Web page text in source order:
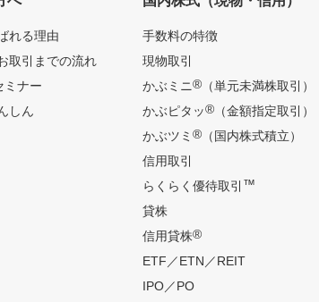
れる理由
取引までの流れ
ミナー
しん
手数料の特徴
現物取引
かぶミニ®（単元未満株取引）
かぶピタッ®（金額指定取引）
かぶツミ ®（国内株式積立）
信用取引
らくらく優待取引 ™
貸株
信用貸株®
ETF／ETN／REIT
IPO／PO